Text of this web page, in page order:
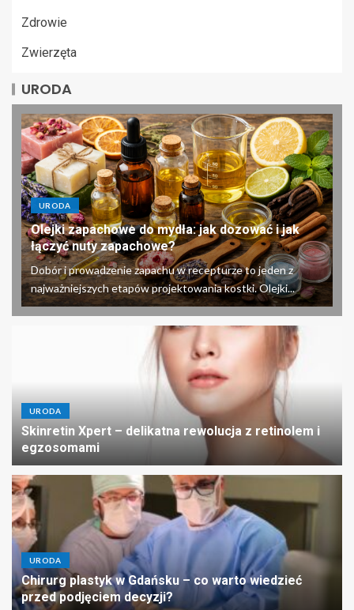
Zdrowie
Zwierzęta
URODA
URODA
Olejki zapachowe do mydła: jak dozować i jak
łączyć nuty zapachowe?
Dobór i prowadzenie zapachu w recepturze to jeden z
najważniejszych etapów projektowania kostki. Olejki...
URODA
Skinretin Xpert – delikatna rewolucja z retinolem i
egzosomami
URODA
Chirurg plastyk w Gdańsku – co warto wiedzieć
przed podjęciem decyzji?